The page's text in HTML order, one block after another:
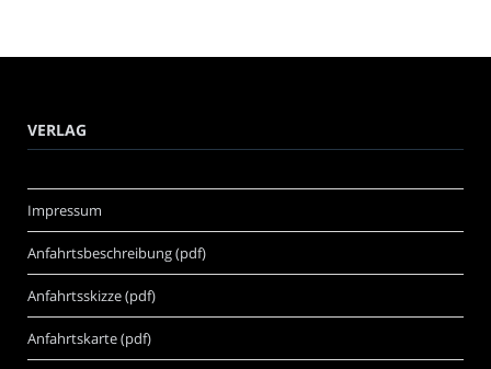
VERLAG
Impressum
Anfahrtsbeschreibung (pdf)
Anfahrtsskizze (pdf)
Anfahrtskarte (pdf)